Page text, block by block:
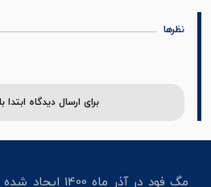
نظرها
برای ارسال دیدگاه ابتدا